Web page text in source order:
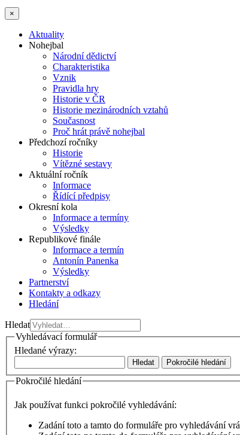
×
Aktuality
Nohejbal
Národní dědictví
Charakteristika
Vznik
Pravidla hry
Historie v ČR
Historie mezinárodních vztahů
Současnost
Proč hrát právě nohejbal
Předchozí ročníky
Historie
Vítězné sestavy
Aktuální ročník
Informace
Řídící předpisy
Okresní kola
Informace a termíny
Výsledky
Republikové finále
Informace a termín
Antonín Panenka
Výsledky
Partnerství
Kontakty a odkazy
Hledání
Hledat
Vyhledávací formulář
Hledané výrazy:
Hledat Pokročilé hledání
Pokročilé hledání
Jak používat funkci pokročilé vyhledávání:
Zadánítoto a tamto do formuláře pro vyhledávání